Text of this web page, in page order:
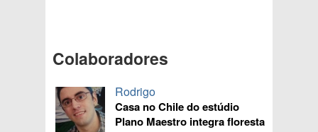
Colaboradores
Rodrigo
Casa no Chile do estúdio
Plano Maestro integra floresta